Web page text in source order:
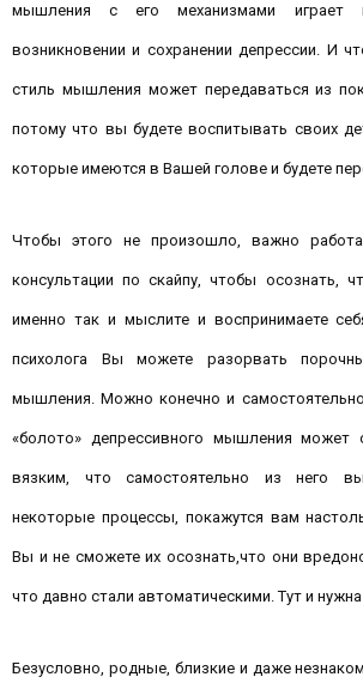
мышления с его механизмами играет
возникновении и сохранении депрессии. И
стиль мышления может передаваться из
потому что вы будете воспитывать своих
которые имеются в Вашей голове и будете
Чтобы этого не произошло, важно
консультации по скайпу, чтобы осознать,
именно так и мыслите и воспринимаете
психолога Вы можете разорвать
мышления. Можно конечно и
«болото» депрессивного мышления может
вязким, что самостоятельно из него
некоторые процессы, покажутся вам
Вы и не сможете их осознать,что они
что давно стали автоматическими. Тут и
Безусловно, родные, близкие и даже